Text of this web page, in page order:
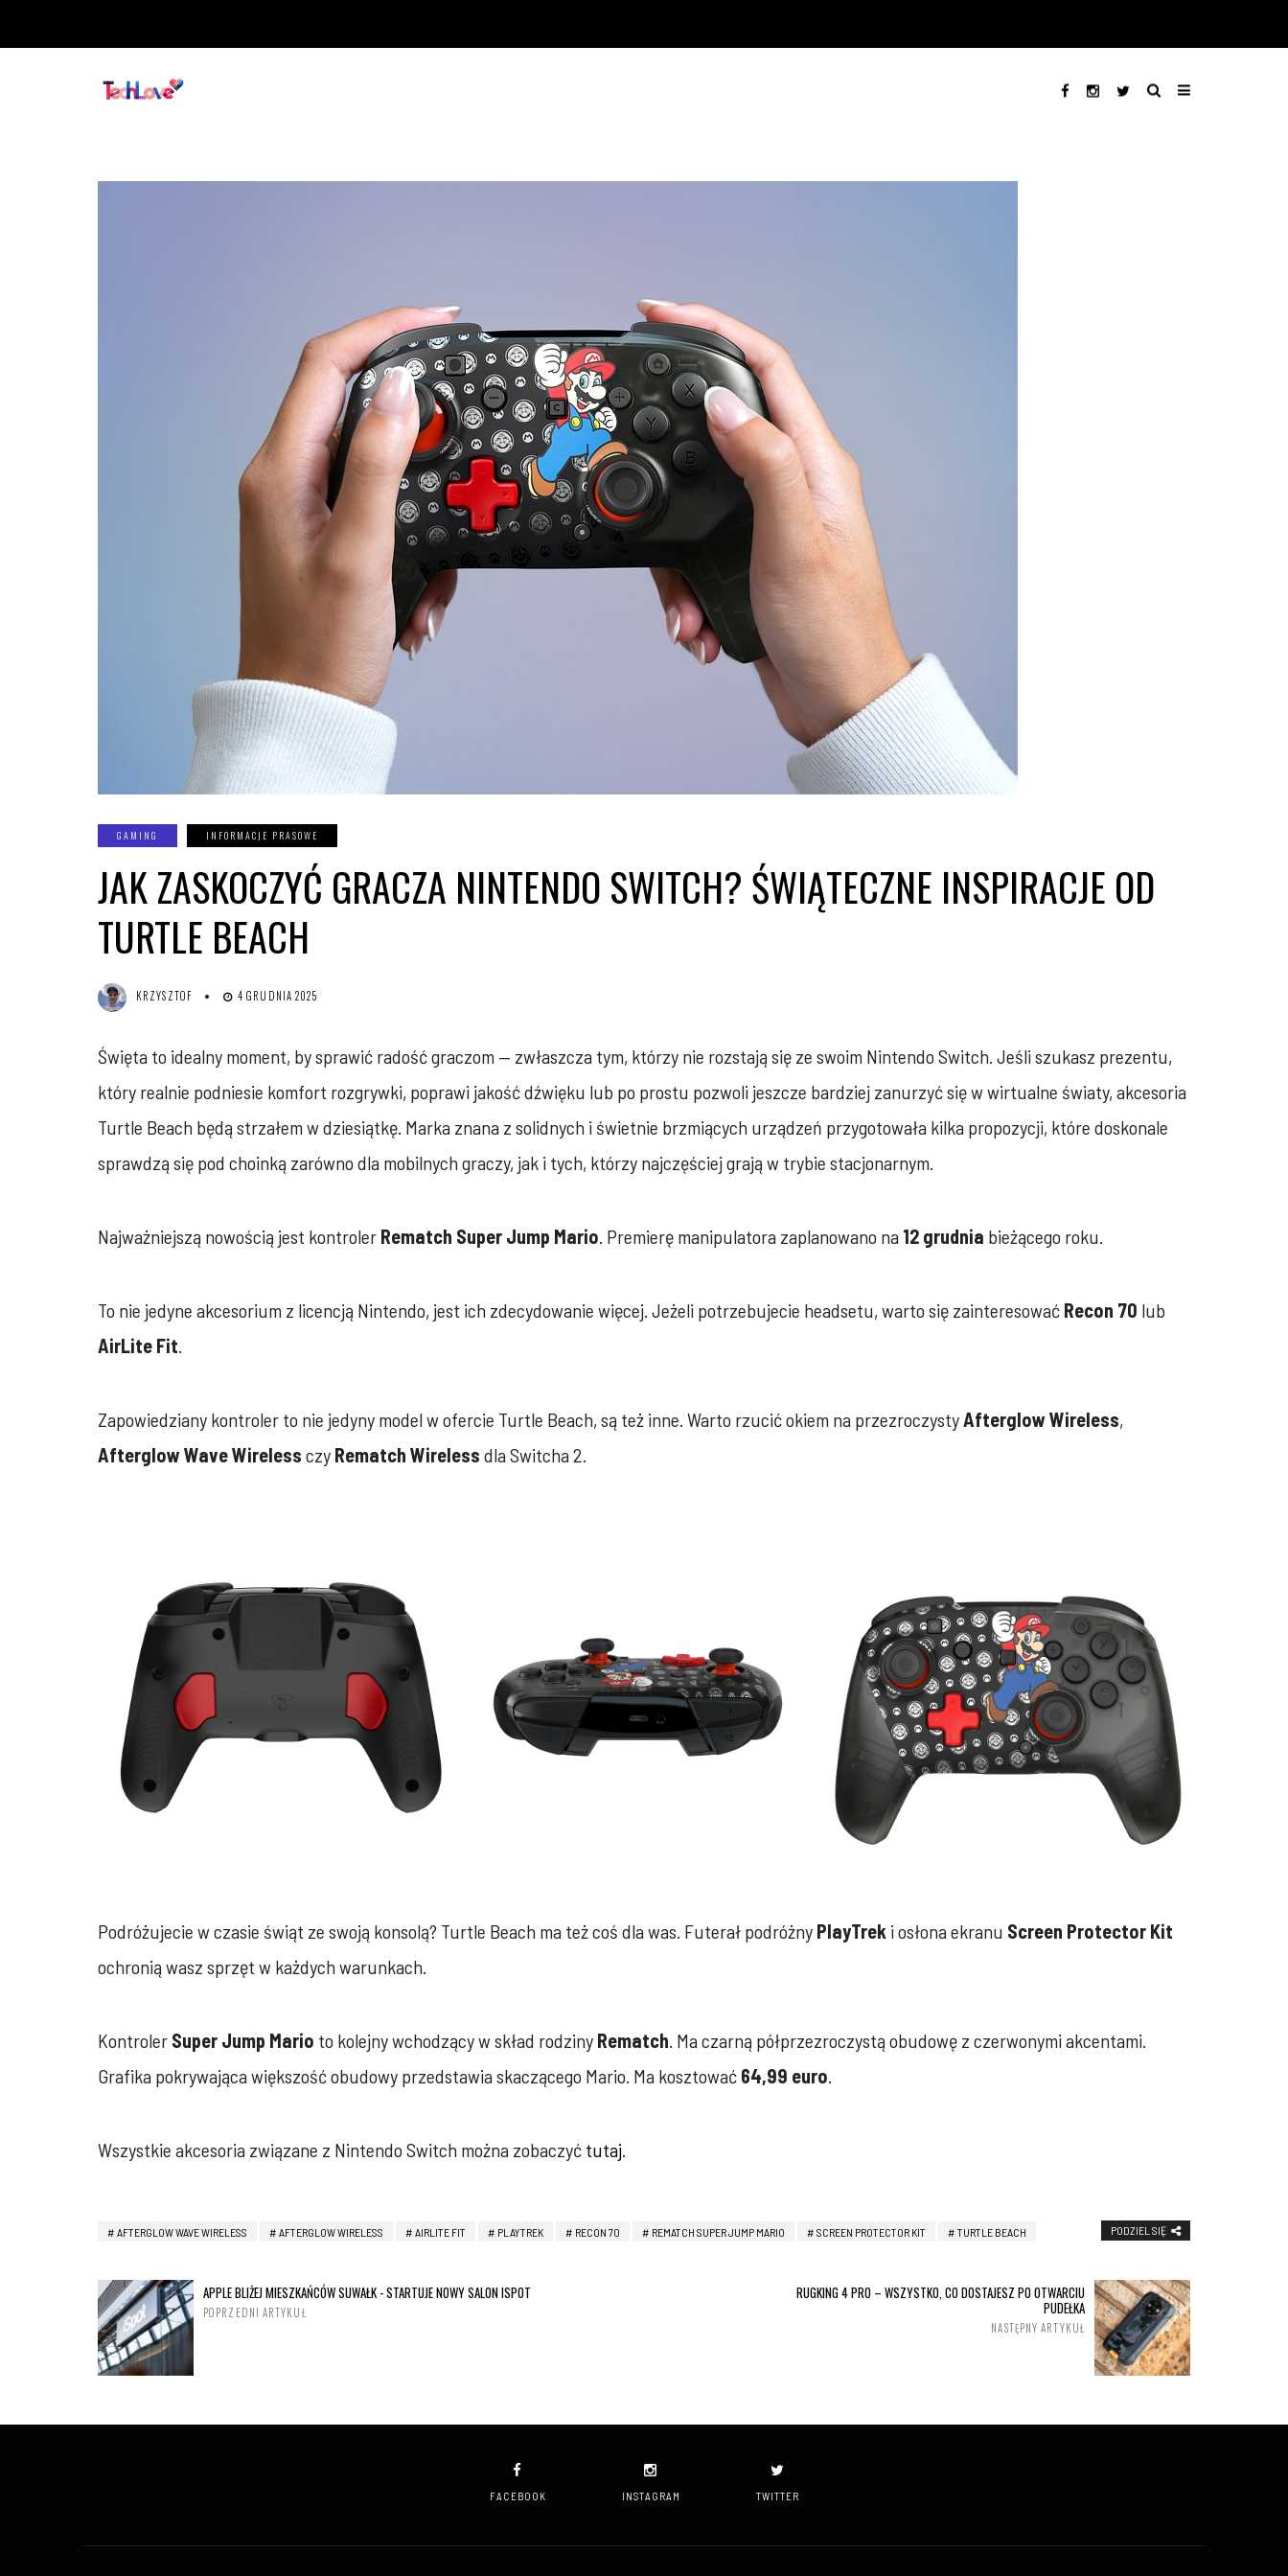
GAMING INFORMACJE PRASOWE
JAK ZASKOCZYĆ GRACZA NINTENDO SWITCH? ŚWIĄTECZNE INSPIRACJE OD
TURTLE BEACH
KRZYSZTOF 4 GRUDNIA 2025
Święta to idealny moment, by sprawić radość graczom — zwłaszcza tym, którzy nie rozstają się ze swoim Nintendo Switch. Jeśli szukasz prezentu,
który realnie podniesie komfort rozgrywki, poprawi jakość dźwięku lub po prostu pozwoli jeszcze bardziej zanurzyć się w wirtualne światy, akcesoria
Turtle Beach będą strzałem w dziesiątkę. Marka znana z solidnych i świetnie brzmiących urządzeń przygotowała kilka propozycji, które doskonale
sprawdzą się pod choinką zarówno dla mobilnych graczy, jak i tych, którzy najczęściej grają w trybie stacjonarnym.
Najważniejszą nowością jest kontroler Rematch Super Jump Mario. Premierę manipulatora zaplanowano na 12 grudnia bieżącego roku.
To nie jedyne akcesorium z licencją Nintendo, jest ich zdecydowanie więcej. Jeżeli potrzebujecie headsetu, warto się zainteresować Recon 70 lub
AirLite Fit.
Zapowiedziany kontroler to nie jedyny model w ofercie Turtle Beach, są też inne. Warto rzucić okiem na przezroczystyAfterglow Wireless,
Afterglow Wave Wireless czy Rematch Wireless dla Switcha 2.
Podróżujecie w czasie świąt ze swoją konsolą? Turtle Beach ma też coś dla was. Futerał podróżny PlayTrek i osłona ekranu Screen Protector Kit
ochronią wasz sprzęt w każdych warunkach.
Kontroler Super Jump Mario to kolejny wchodzący w skład rodziny Rematch. Ma czarną półprzezroczystą obudowę z czerwonymi akcentami.
Grafika pokrywająca większość obudowy przedstawia skaczącego Mario. Ma kosztować 64,99 euro.
Wszystkie akcesoria związane z Nintendo Switch można zobaczyć tutaj.
AFTERGLOW WAVE WIRELESS AFTERGLOW WIRELESS AIRLITE FIT PLAYTREK RECON 70 REMATCH SUPER JUMP MARIO SCREEN PROTECTOR KIT TURTLE BEACH PODZIEL SIĘ
APPLE BLIŻEJ MIESZKAŃCÓW SUWAŁK - STARTUJE NOWY SALON ISPOT
POPRZEDNI ARTYKUŁ
RUGKING 4 PRO – WSZYSTKO, CO DOSTAJESZ PO OTWARCIU
PUDEŁKA
NASTĘPNY ARTYKUŁ
FACEBOOK INSTAGRAM TWITTER